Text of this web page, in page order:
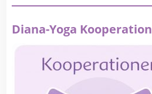
Diana-Yoga Kooperation